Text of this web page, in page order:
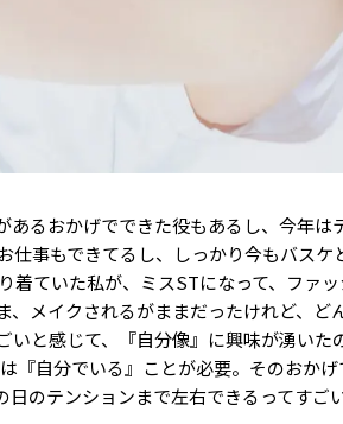
あるおかげでできた役もあるし、今年
仕事もできてるし、しっかり今もバス
着ていた私が、ミスSTになって、ファ
メイクされるがままだったけれど、ど
と感じて、『自分像』に興味が湧いた
『自分でいる』ことが必要。そのおか
のテンションまで左右できるってすご